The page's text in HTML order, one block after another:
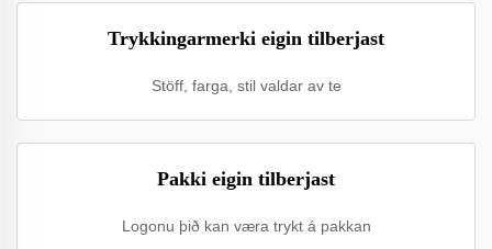
Trykkingarmerki eigin tilberjast
Stöff, farga, stil valdar av te
Pakki eigin tilberjast
Logonu þið kan væra trykt á pakkan